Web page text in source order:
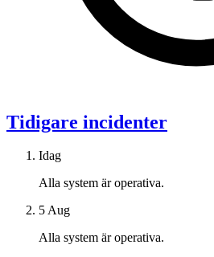
Tidigare incidenter
Idag
Alla system är operativa.
5 Aug
Alla system är operativa.